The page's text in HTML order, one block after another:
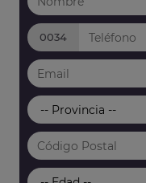
0034